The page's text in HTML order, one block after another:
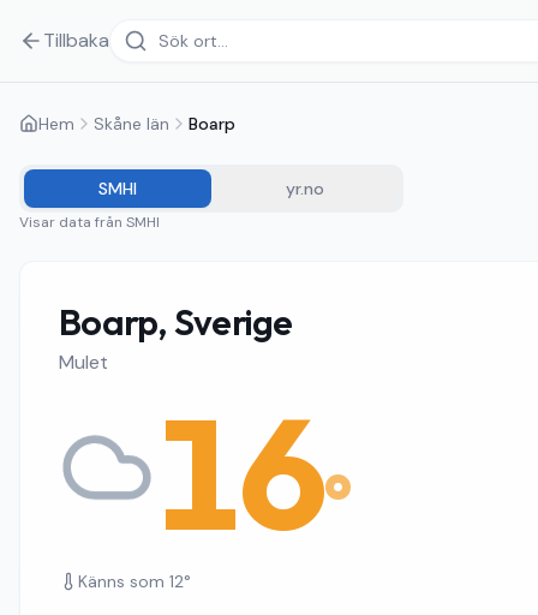
Tillbaka
Hem Skåne län Boarp
SMHI yr.no
Visar data från SMHI
Boarp, Sverige
Mulet
16°
Känns som 12°